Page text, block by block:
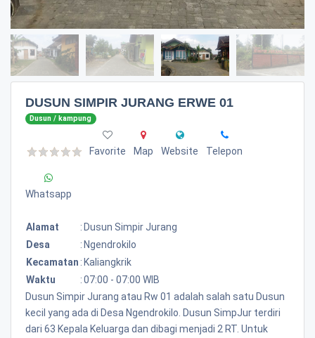
DUSUN SIMPIR JURANG ERWE 01
Dusun / kampung
Favorite Map Website Telepon
Whatsapp
Alamat : Dusun Simpir Jurang
Desa
: Ngendrokilo
Kecamatan : Kaliangkrik
Waktu
:07:00 - 07:00 WIB
Dusun Simpir Jurang atau Rw 01 adalah salah satu Dusun
kecil yang ada di Desa Ngendrokilo. Dusun SimpJur terdiri
dari 63 Kepala Keluarga dan dibagi menjadi 2 RT. Untuk